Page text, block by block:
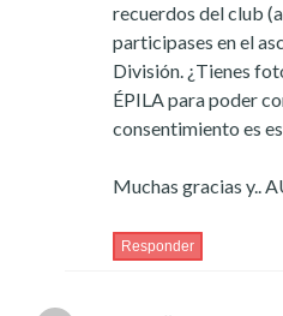
recuerdos del club
participases en el
División. ¿Tienes
ÉPILA para poder
consentimiento es
Muchas gracias y..
Responder